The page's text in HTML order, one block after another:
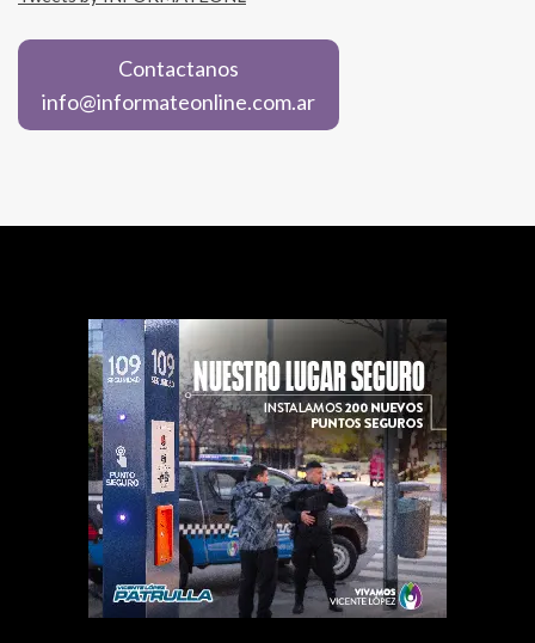
Contactanos
info@informateonline.com.ar